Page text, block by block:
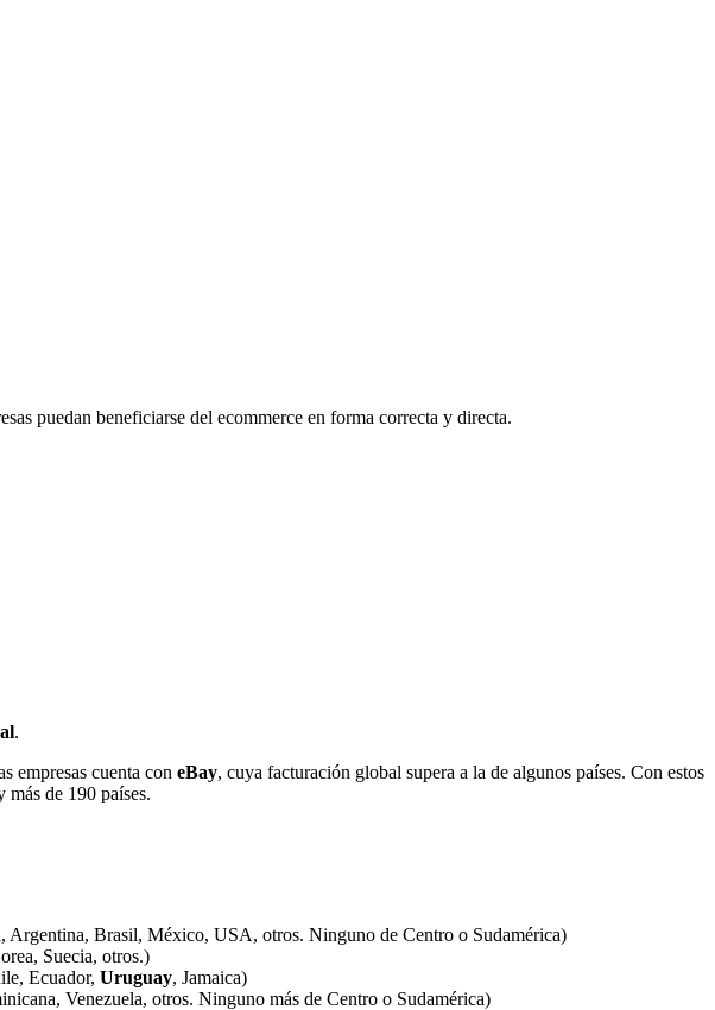
puedan beneficiarse del ecommerce en forma correcta y directa.
.
empresas cuenta con eBay, cuya facturación global supera a la de algunos países. Con estos
más de 190 países.
Argentina, Brasil, México, USA, otros. Ninguno de Centro o Sudamérica)
Suecia, otros.)
Ecuador, Uruguay, Jamaica)
Venezuela, otros. Ninguno más de Centro o Sudamérica)